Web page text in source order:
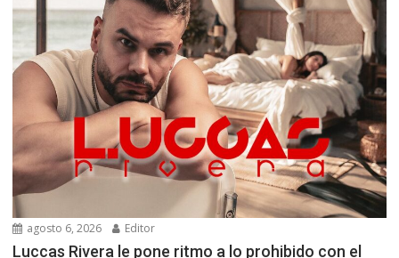
agosto 6, 2026 Editor
Luccas Rivera le pone ritmo a lo prohibido con el